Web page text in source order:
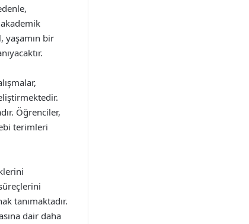
yaşamın bir
Öğrenciler,
terimleri
tanımaktadır.
dair daha